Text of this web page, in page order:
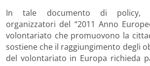
In tale documento di policy,
organizzatori del “2011 Anno
volontariato che promuovono la
sostiene che il raggiungimento degli
del volontariato in Europa richieda